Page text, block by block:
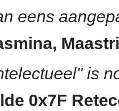
eens
is
0x7F